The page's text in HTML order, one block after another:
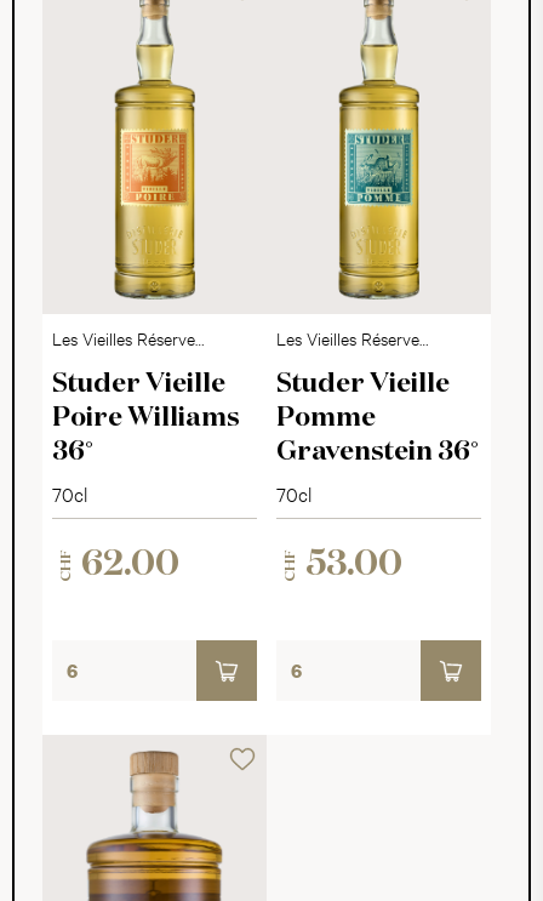
Les Vieilles Réserve
Baron Louis, Schweiz
Studer Vieille
Poire Williams
36°
70cl
CHF 62.00
Les Vieilles Réserve
Baron Louis, Schweiz
Studer Vieille
Pomme
Gravenstein 36°
70cl
CHF 53.00